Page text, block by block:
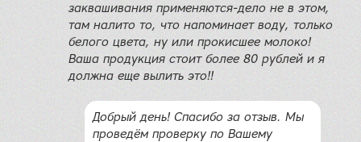
заквашивания применяются-дело не в этом,
там налито то, что напоминает воду, только
белого цвета, ну или прокисшее молоко!
Ваша продукция стоит более 80 рублей и я
должна еще вылить это!!
Добрый день! Спасибо за отзыв. Мы
проведём проверку по Вашему